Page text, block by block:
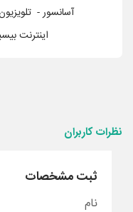
آسانسور -
اینترنت
نظرات کاربران
ثبت مشخصات
نام